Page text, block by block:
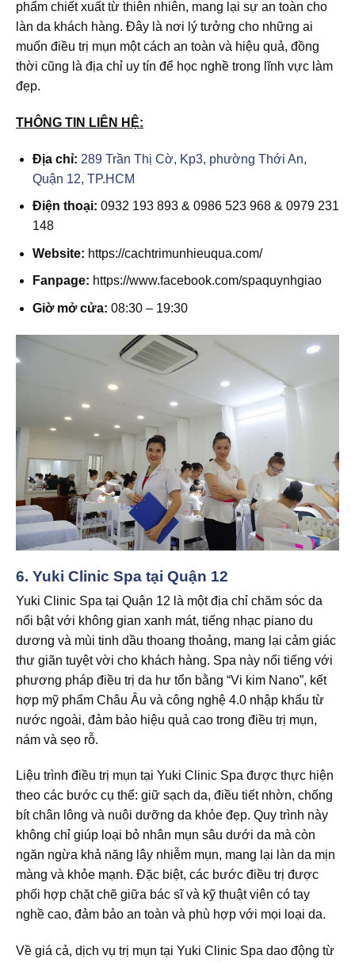
phẩm chiết xuất từ thiên nhiên, mang lại sự an toàn cho
làn da khách hàng. Đây là nơi lý tưởng cho những ai
muốn điều trị mụn một cách an toàn và hiệu quả, đồng
thời cũng là địa chỉ uy tín để học nghề trong lĩnh vực làm
đẹp.
THÔNG TIN LIÊN HỆ:
Địa chỉ: 289 Trần Thị Cờ, Kp3, phường Thới An,
Quận 12, TP.HCM
Điện thoại: 0932 193 893 & 0986 523 968 & 0979 231
148
Website: https://cachtrimunhieuqua.com/
Fanpage: https://www.facebook.com/spaquynhgiao
Giờ mở cửa: 08:30 – 19:30
6. Yuki Clinic Spa tại Quận 12
Yuki Clinic Spa tại Quận 12 là một địa chỉ chăm sóc da
nổi bật với không gian xanh mát, tiếng nhạc piano du
dương và mùi tinh dầu thoang thoảng, mang lại cảm giác
thư giãn tuyệt vời cho khách hàng. Spa này nổi tiếng với
phương pháp điều trị da hư tổn bằng “Vi kim Nano”, kết
hợp mỹ phẩm Châu Âu và công nghệ 4.0 nhập khẩu từ
nước ngoài, đảm bảo hiệu quả cao trong điều trị mụn,
nám và sẹo rỗ.
Liệu trình điều trị mụn tại Yuki Clinic Spa được thực hiện
theo các bước cụ thể: giữ sạch da, điều tiết nhờn, chống
bít chân lông và nuôi dưỡng da khỏe đẹp. Quy trình này
không chỉ giúp loại bỏ nhân mụn sâu dưới da mà còn
ngăn ngừa khả năng lây nhiễm mụn, mang lại làn da mịn
màng và khỏe mạnh. Đặc biệt, các bước điều trị được
phối hợp chặt chẽ giữa bác sĩ và kỹ thuật viên có tay
nghề cao, đảm bảo an toàn và phù hợp với mọi loại da.
Về giá cả, dịch vụ trị mụn tại Yuki Clinic Spa dao động từ